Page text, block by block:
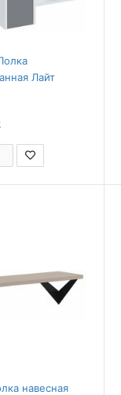
Лайт
навесная